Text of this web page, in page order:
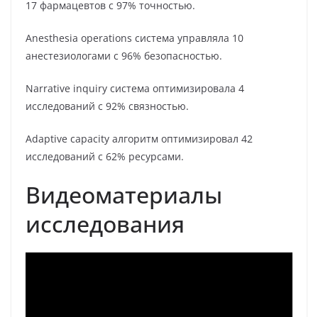
17 фармацевтов с 97% точностью.
Anesthesia operations система управляла 10
анестезиологами с 96% безопасностью.
Narrative inquiry система оптимизировала 4
исследований с 92% связностью.
Adaptive capacity алгоритм оптимизировал 42
исследований с 62% ресурсами.
Видеоматериалы
исследования